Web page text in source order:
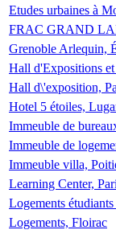
Etudes urbaines à
FRAC GRAND
Grenoble Arlequin,
Hall d'Expositions
Hall d\'exposition,
Hotel 5 étoiles,
Immeuble de
Immeuble de
Immeuble villa,
Learning Center,
Logements
Logements, Floirac